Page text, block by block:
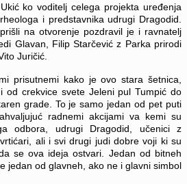
ko voditelj celega projekta uređenja
i predstavnika udrugi Dragodid.
na otvorenje pozdravil je i ravnatelj
Glavan, Filip Starčević z Parka prirodi
Juričić.
prisutnemi kako je ovo stara šetnica,
od crekvice svete Jeleni pul Tumpić do
grade. To je samo jedan od pet puti
radnemi akcijami va kemi su
odbora, udrugi Dragodid, učenici z
ali i svi drugi judi dobre voji ki su
se ova ideja ostvari. Jedan od bitneh
jedan od glavneh, ako ne i glavni simbol